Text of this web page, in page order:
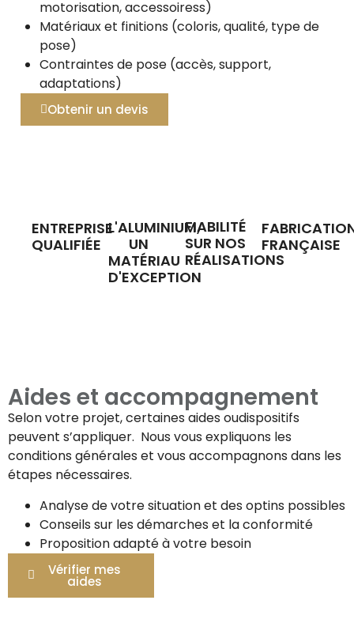
motorisation, accessoiress)
Matériaux et finitions (coloris, qualité, type de
pose)
Contraintes de pose (accès, support,
adaptations)
Obtenir un devis
ENTREPRISE
QUALIFIÉE
L'ALUMINIUM,
UN
MATÉRIAU
D'EXCEPTION
FIABILITÉ
SUR NOS
RÉALISATIONS
FRANÇAISE
Aides et accompagnement
Selon votre projet, certaines aides oudispositifs
peuvent s’appliquer. Nous vous expliquons les
conditions générales et vous accompagnons dans les
étapes nécessaires.
Analyse de votre situation et des optins possibles
Conseils sur les démarches et la conformité
Proposition adapté à votre besoin
Vérifier mes
aides